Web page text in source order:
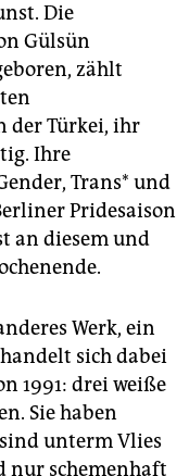
Die
Gülsün
zählt
der Türkei, ihr
Ihre
Trans* und
Pridesaison
an diesem und
Werk, ein
sich dabei
1991: drei weiße
Sie haben
unterm Vlies
nur schemenhaft